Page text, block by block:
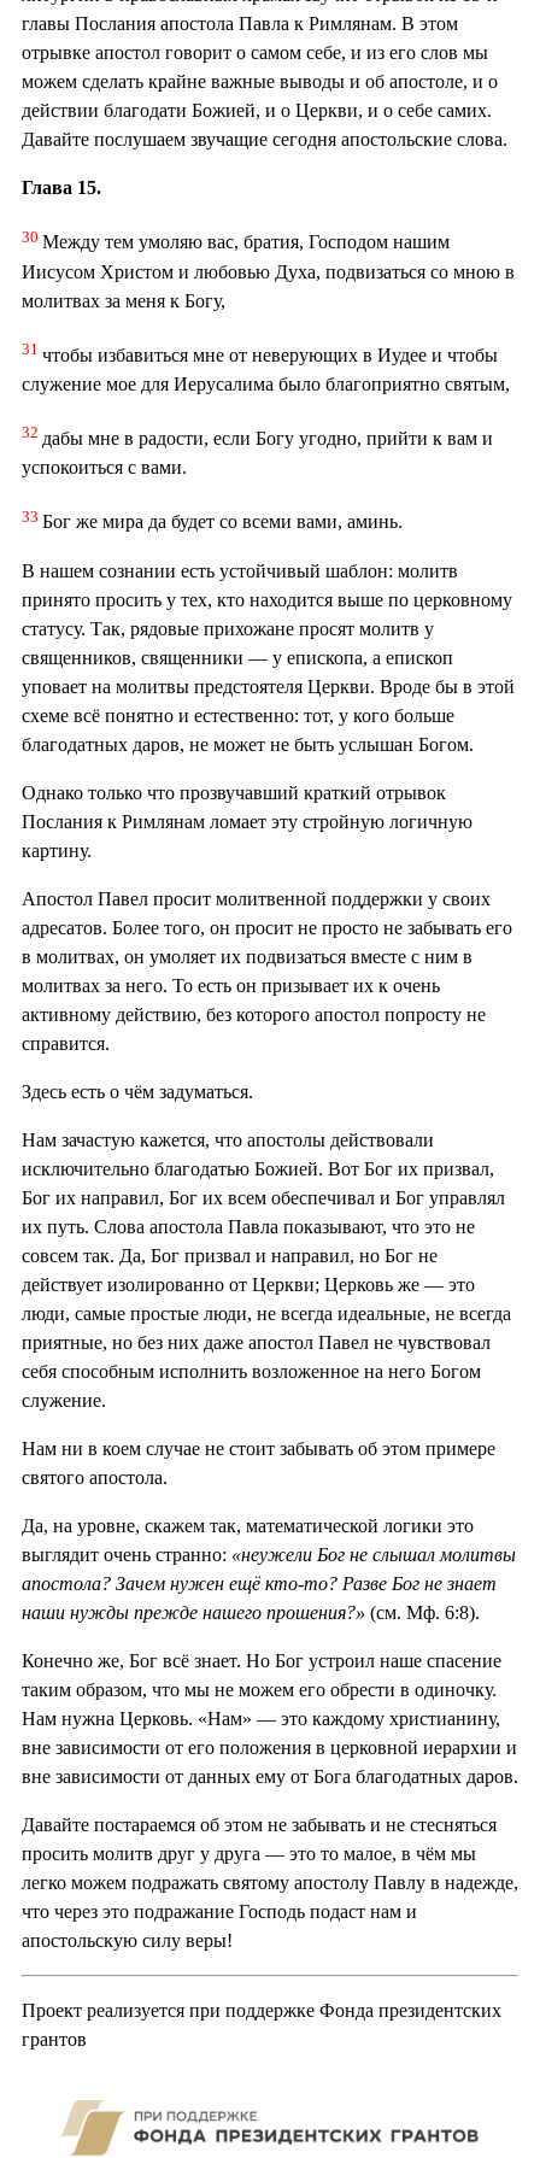
главы Послания апостола Павла к Римлянам. В этом
отрывке апостол говорит о самом себе, и из его слов мы
можем сделать крайне важные выводы и об апостоле, и о
действии благодати Божией, и о Церкви, и о себе самих.
Давайте послушаем звучащие сегодня апостольские слова.
Глава 15.
30 Между тем умоляю вас, братия, Господом нашим
Иисусом Христом и любовью Духа, подвизаться со мною в
молитвах за меня к Богу,
31 чтобы избавиться мне от неверующих в Иудее и чтобы
служение мое для Иерусалима было благоприятно святым,
32 дабы мне в радости, если Богу угодно, прийти к вам и
успокоиться с вами.
33 Бог же мира да будет со всеми вами, аминь.
В нашем сознании есть устойчивый шаблон: молитв
принято просить у тех, кто находится выше по церковному
статусу. Так, рядовые прихожане просят молитв у
священников, священники — у епископа, а епископ
уповает на молитвы предстоятеля Церкви. Вроде бы в этой
схеме всё понятно и естественно: тот, у кого больше
благодатных даров, не может не быть услышан Богом.
Однако только что прозвучавший краткий отрывок
Послания к Римлянам ломает эту стройную логичную
картину.
Апостол Павел просит молитвенной поддержки у своих
адресатов. Более того, он просит не просто не забывать его
в молитвах, он умоляет их подвизаться вместе с ним в
молитвах за него. То есть он призывает их к очень
активному действию, без которого апостол попросту не
справится.
Здесь есть о чём задуматься.
Нам зачастую кажется, что апостолы действовали
исключительно благодатью Божией. Вот Бог их призвал,
Бог их направил, Бог их всем обеспечивал и Бог управлял
их путь. Слова апостола Павла показывают, что это не
совсем так. Да, Бог призвал и направил, но Бог не
действует изолированно от Церкви; Церковь же — это
люди, самые простые люди, не всегда идеальные, не всегда
приятные, но без них даже апостол Павел не чувствовал
себя способным исполнить возложенное на него Богом
служение.
Нам ни в коем случае не стоит забывать об этом примере
святого апостола.
Да, на уровне, скажем так, математической логики это
выглядит очень странно: «неужели Бог не слышал молитвы
апостола? Зачем нужен ещё кто-то? Разве Бог не знает
наши нужды прежде нашего прошения?» (см. Мф. 6:8).
Конечно же, Бог всё знает. Но Бог устроил наше спасение
таким образом, что мы не можем его обрести в одиночку.
Нам нужна Церковь. «Нам» — это каждому христианину,
вне зависимости от его положения в церковной иерархии и
вне зависимости от данных ему от Бога благодатных даров.
Давайте постараемся об этом не забывать и не стесняться
просить молитв друг у друга — это то малое, в чём мы
легко можем подражать святому апостолу Павлу в надежде,
что через это подражание Господь подаст нам и
апостольскую силу веры!
Проект реализуется при поддержке Фонда президентских
грантов